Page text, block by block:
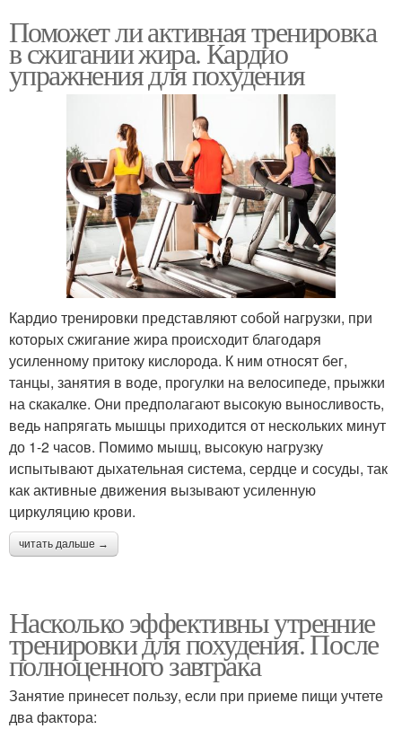
Поможет ли активная тренировка
в сжигании жира. Кардио
упражнения для похудения
Кардио тренировки представляют собой нагрузки, при
которых сжигание жира происходит благодаря
усиленному притоку кислорода. К ним относят бег,
танцы, занятия в воде, прогулки на велосипеде, прыжки
на скакалке. Они предполагают высокую выносливость,
ведь напрягать мышцы приходится от нескольких минут
до 1-2 часов. Помимо мышц, высокую нагрузку
испытывают дыхательная система, сердце и сосуды, так
как активные движения вызывают усиленную
циркуляцию крови.
читать дальше →
Насколько эффективны утренние
тренировки для похудения. После
полноценного завтрака
Занятие принесет пользу, если при приеме пищи учтете
два фактора: